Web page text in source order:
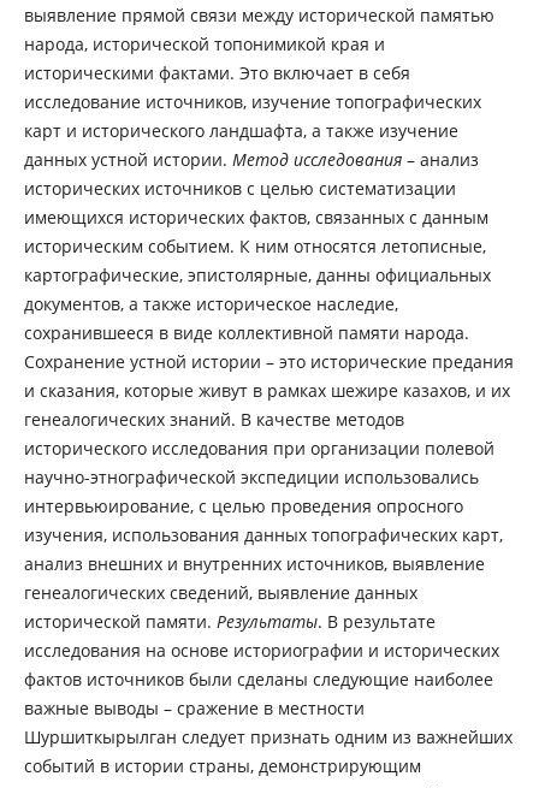
выявление прямой связи между исторической памятью
народа, исторической топонимикой края и
историческими фактами. Это включает в себя
исследование источников, изучение топографических
карт и исторического ландшафта, а также изучение
данных устной истории. Метод исследования– анализ
исторических источников с целью систематизации
имеющихся исторических фактов, связанных с данным
историческим событием. К ним относятся летописные,
картографические, эпистолярные, данны официальных
документов, а также историческое наследие,
сохранившееся в виде коллективной памяти народа.
Сохранение устной истории – это исторические предания
и сказания, которые живут в рамках шежире казахов, и их
генеалогических знаний. В качестве методов
исторического исследования при организации полевой
научно-этнографической экспедиции использовались
интервьюирование, с целью проведения опросного
изучения, использования данных топографических карт,
анализ внешних и внутренних источников, выявление
генеалогических сведений, выявление данных
исторической памяти. Результаты. В результате
исследования на основе историографии и исторических
фактов источников были сделаны следующие наиболее
важные выводы – сражение в местности
Шуршиткырылган следует признать одним из важнейших
событий в истории страны, демонстрирующим